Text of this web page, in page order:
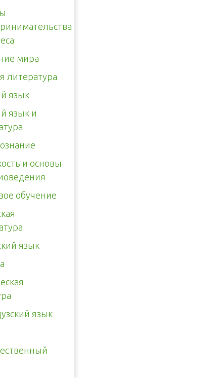
мира
литература
язык
язык и
и основы
обучение
язык
язык